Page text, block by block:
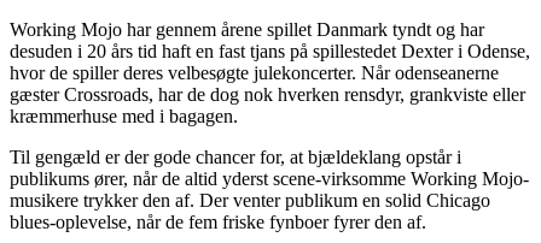
Working Mojo har gennem årene spillet Danmark tyndt og har
desuden i 20 års tid haft en fast tjans på spillestedet Dexter i Odense,
hvor de spiller deres velbesøgte julekoncerter. Når odenseanerne
gæster Crossroads, har de dog nok hverken rensdyr, grankviste eller
kræmmerhuse med i bagagen.
Til gengæld er der gode chancer for, at bjældeklang opstår i
publikums ører, når de altid yderst scene-virksomme Working Mojo-
musikere trykker den af. Der venter publikum en solid Chicago
blues-oplevelse, når de fem friske fynboer fyrer den af.